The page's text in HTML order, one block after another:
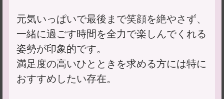
元気いっぱいで最後まで笑顔を絶やさず、
一緒に過ごす時間を全力で楽しんでくれる
姿勢が印象的です。
満足度の高いひとときを求める方には特に
おすすめしたい存在。